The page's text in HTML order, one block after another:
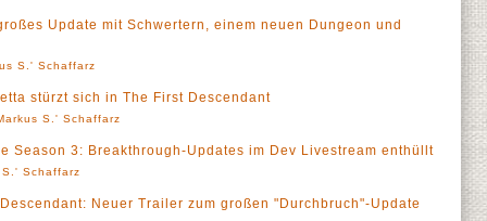
Update mit Schwertern, einem neuen Dungeon und
S.' Schaffarz
stürzt sich in The First Descendant
S.' Schaffarz
Season 3: Breakthrough-Updates im Dev Livestream enthüllt
S.' Schaffarz
Neuer Trailer zum großen "Durchbruch"-Update